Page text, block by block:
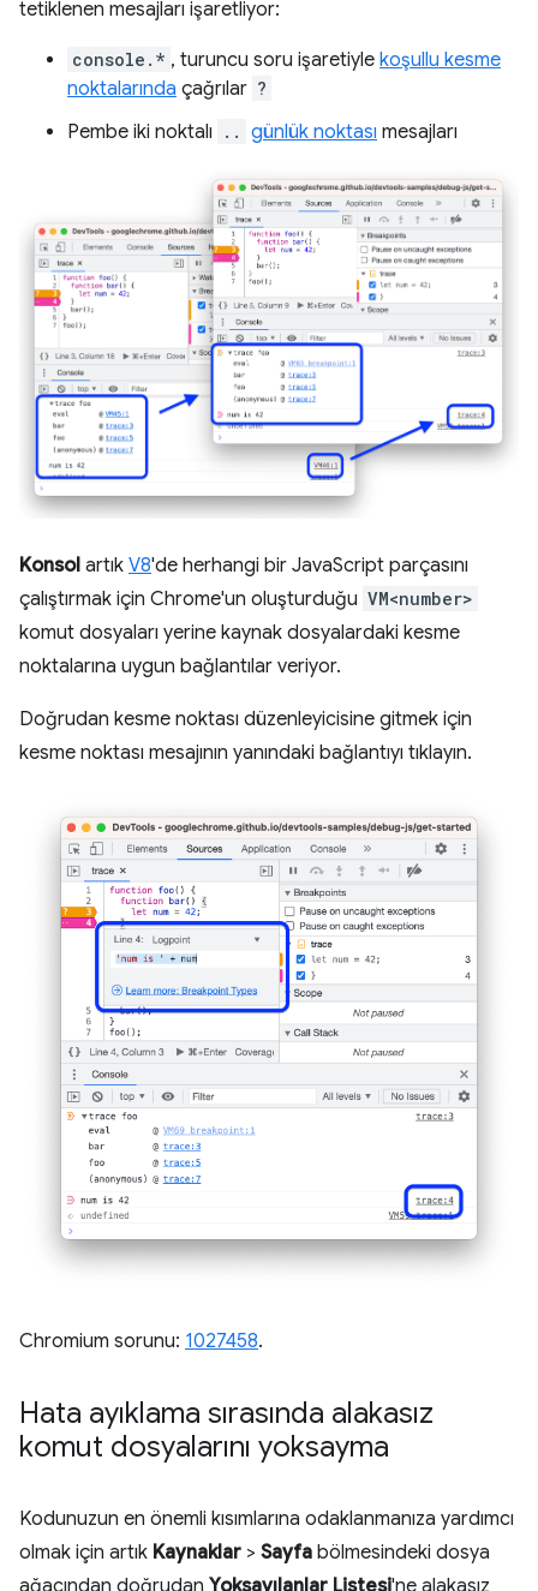
tetiklenen mesajları işaretliyor:
console.* , turuncu soru işaretiyle koşullu kesme
noktalarında çağrılar ?
Pembe iki noktalı .. günlük noktası mesajları
Konsol artık V8'de herhangi bir JavaScript parçasını
çalıştırmak için Chrome'un oluşturduğu VM<number>
komut dosyaları yerine kaynak dosyalardaki kesme
noktalarına uygun bağlantılar veriyor.
Doğrudan kesme noktası düzenleyicisine gitmek için
kesme noktası mesajının yanındaki bağlantıyı tıklayın.
Chromium sorunu: 1027458.
Hata ayıklama sırasında alakasız
komut dosyalarını yoksayma
Kodunuzun en önemli kısımlarına odaklanmanıza yardımcı
olmak için artık Kaynaklar > Sayfa bölmesindeki dosya